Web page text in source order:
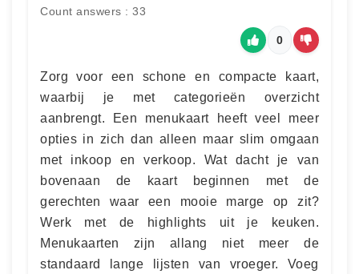
Count answers : 33
0
Zorg voor een schone en compacte kaart,
waarbij je met categorieën overzicht
aanbrengt. Een menukaart heeft veel meer
opties in zich dan alleen maar slim omgaan
met inkoop en verkoop. Wat dacht je van
bovenaan de kaart beginnen met de
gerechten waar een mooie marge op zit?
Werk met de highlights uit je keuken.
Menukaarten zijn allang niet meer de
standaard lange lijsten van vroeger. Voeg